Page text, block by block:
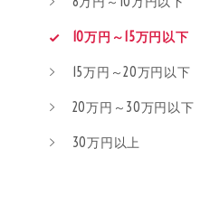
10万円～15万円以下
15万円～20万円以下
20万円～30万円以下
30万円以上